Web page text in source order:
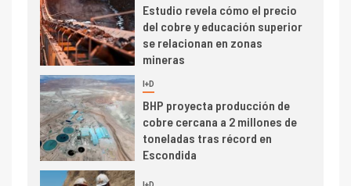
Codelco reporta Ebitda de US$
6.670 millones y mejora sus
indicadores financieros
1 I+D
Codelco Ventanas prueba
camión 100% eléctrico para
transportar cátodos al Puerto
de San Antonio